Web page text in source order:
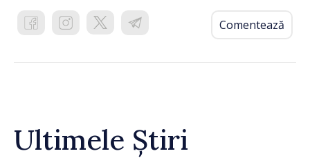
Comentează
Ultimele Știri